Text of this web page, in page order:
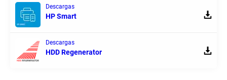
Descargas
HP Smart
Descargas
HDD Regenerator